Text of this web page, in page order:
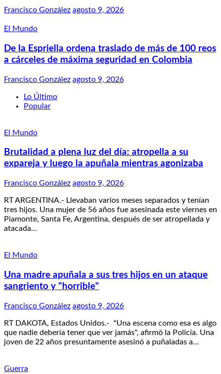
Francisco González agosto 9, 2026
El Mundo
De la Espriella ordena traslado de más de 100 reos
a cárceles de máxima seguridad en Colombia
Francisco González agosto 9, 2026
Lo Último
Popular
El Mundo
Brutalidad a plena luz del día: atropella a su
expareja y luego la apuñala mientras agonizaba
Francisco González agosto 9, 2026
RT ARGENTINA.- Llevaban varios meses separados y tenían
tres hijos. Una mujer de 56 años fue asesinada este viernes en
Piamonte, Santa Fe, Argentina, después de ser atropellada y
atacada…
El Mundo
Una madre apuñala a sus tres hijos en un ataque
sangriento y "horrible"
Francisco González agosto 9, 2026
RT DAKOTA, Estados Unidos.- "Una escena como esa es algo
que nadie debería tener que ver jamás", afirmó la Policía. Una
joven de 22 años presuntamente asesinó a puñaladas a…
Guerra